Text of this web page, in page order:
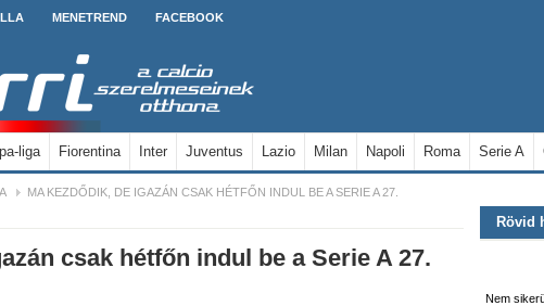
MENETREND FACEBOOK
liga Fiorentina Inter Juventus Lazio Milan Napoli Roma Serie A
MA KEZDŐDIK, DE IGAZÁN CSAK HÉTFŐN INDUL BE A SERIE A 27.
csak hétfőn indul be a Serie A 27.
Rövid
Nem